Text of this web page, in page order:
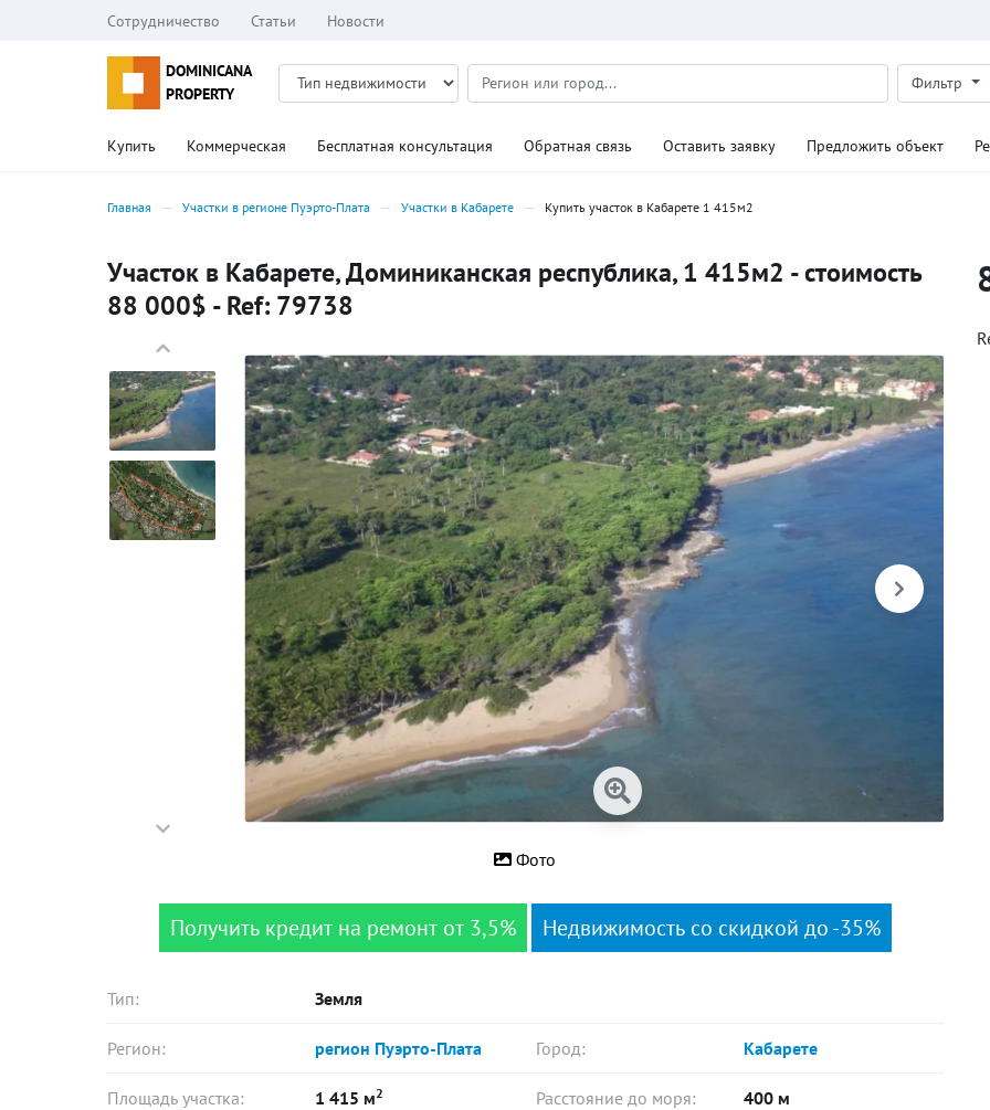
Сотрудничество Статьи Новости
DOMINICANA
PROPERTY
Фильтр
Купить Коммерческая Бесплатная консультация Обратная связь Оставить заявку Предложить объект
Главная Участки в регионе Пуэрто-Плата Участки в Кабарете Купить участок в Кабарете 1 415м2
Участок в Кабарете, Доминиканская республика, 1 415м2 - стоимость
88 000$ - Ref: 79738
Фото
Получить кредит на ремонт от 3,5% Недвижимость со скидкой до -35%
Тип: Земля
Регион: регион Пуэрто-Плата Город: Кабарете
Площадь участка: 1 415 м2 Расстояние до моря: 400 м